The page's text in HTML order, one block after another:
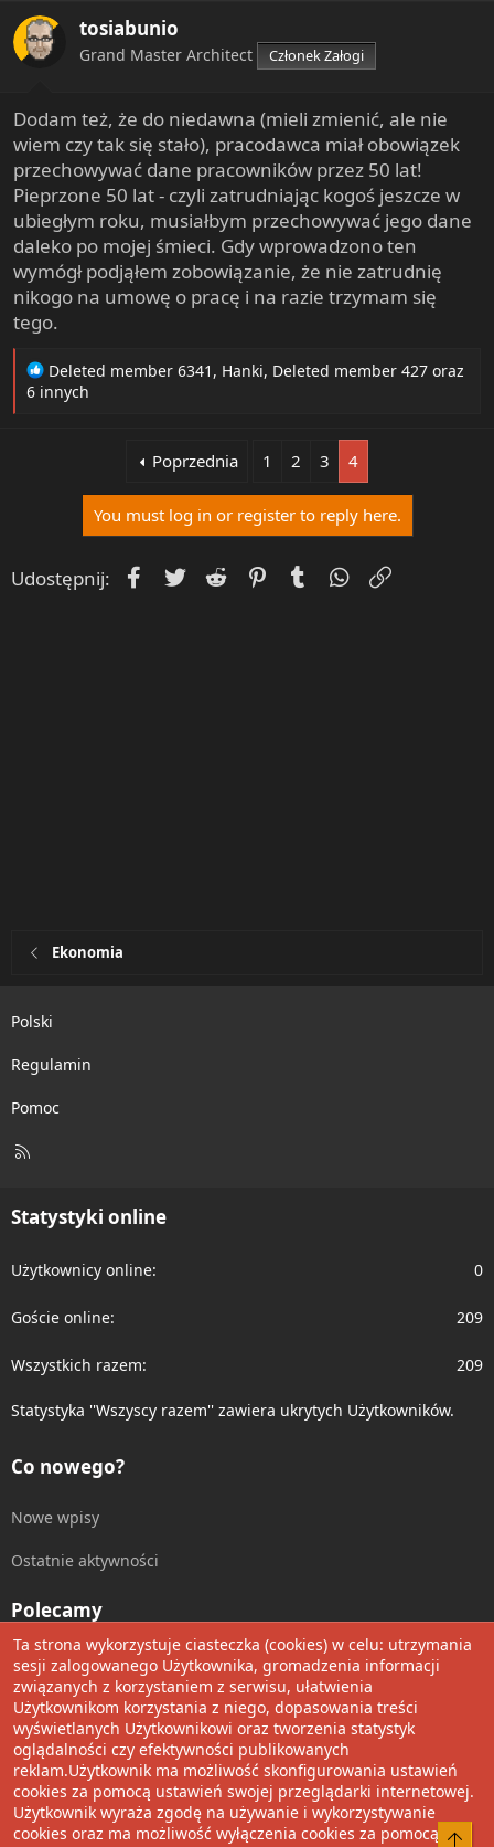
n
s
tosiabunio
Grand Master Architect Członek Załogi
Dodam też, że do niedawna (mieli zmienić, ale nie
wiem czy tak się stało), pracodawca miał obowiązek
przechowywać dane pracowników przez 50 lat!
Pieprzone 50 lat - czyli zatrudniając kogoś jeszcze w
ubiegłym roku, musiałbym przechowywać jego dane
daleko po mojej śmieci. Gdy wprowadzono ten
wymógł podjąłem zobowiązanie, że nie zatrudnię
nikogo na umowę o pracę i na razie trzymam się
tego.
R
e
Deleted member 6341 , Hanki, Deleted member 427 oraz
6 innych
Poprzednia 1 2 3 4
You must log in or register to reply here.
Udostępnij: Facebook
Twitter Reddit PinterestTumblrWhatsApp
Ekonomia
Polski
Regulamin
Pomoc
R
Statystyki online
Użytkownicy online 0
Goście online 209
Wszystkich razem 209
Statystyka ''Wszyscy razem'' zawiera ukrytych Użytkowników.
Co nowego?
Nowe wpisy
Ostatnie aktywności
Polecamy
Wolnościowe cytaty
Udostępnij
Facebook
TwitterRedditPinterest
TumblrWhatsApp
Umieść Link
Community platform by XenForo® © 2010-2022 XenForo Ltd.
Ta strona wykorzystuje ciasteczka (cookies) w celu: utrzymania
sesji zalogowanego Użytkownika, gromadzenia informacji
związanych z korzystaniem z serwisu, ułatwienia
Użytkownikom korzystania z niego, dopasowania treści
wyświetlanych Użytkownikowi oraz tworzenia statystyk
oglądalności czy efektywności publikowanych
reklam.Użytkownik ma możliwość skonfigurowania ustawień
cookies za pomocą ustawień swojej przeglądarki internetowej.
Użytkownik wyraża zgodę na używanie i wykorzystywanie
cookies oraz ma możliwość wyłączenia cookies za pomocą
Do